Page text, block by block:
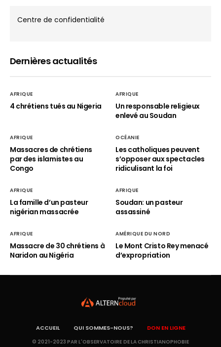
Centre de confidentialité
Dernières actualités
AFRIQUE
4 chrétiens tués au Nigeria
AFRIQUE
Un responsable religieux
enlevé au Soudan
AFRIQUE
Massacres de chrétiens
par des islamistes au
Congo
OCÉANIE
Les catholiques peuvent
s’opposer aux spectacles
ridiculisant la foi
AFRIQUE
La famille d’un pasteur
nigérian massacrée
AFRIQUE
Soudan: un pasteur
assassiné
AFRIQUE
Massacre de 30 chrétiens à
Naridon au Nigéria
AMÉRIQUE DU NORD
Le Mont Cristo Rey menacé
d’expropriation
ACCUEIL QUI SOMMES-NOUS? DON EN LIGNE
© 2021-2023 PAR L'OBSERVATOIRE DE LA CHRISTIANOPHOBIE